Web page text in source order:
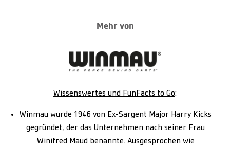
Mehr von
Wissenswertes und FunFacts to Go:
Winmau wurde 1946 von Ex-Sargent Major Harry Kicks
gegründet, der das Unternehmen nach seiner Frau
Winifred Maud benannte. Ausgesprochen wie